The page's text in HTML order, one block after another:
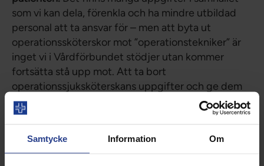
Samtycke Information Om
som vi kan dela, förenkla och ha mindre utbildad
personal att ta ansvar för – men att byta ut
operationssköterskor mot ”operationstekniker” är
inget vi i Vårdförbundet stödjer utan kommer
fortsätta stå upp mot. Att ta bort
operationssjuksköterskans uppgifter och ge dem
till en mindre kvalificerad personal, med betydligt
kortare utbildning, innebär att vi utsätter patienter
Framgångar i privata avtal.